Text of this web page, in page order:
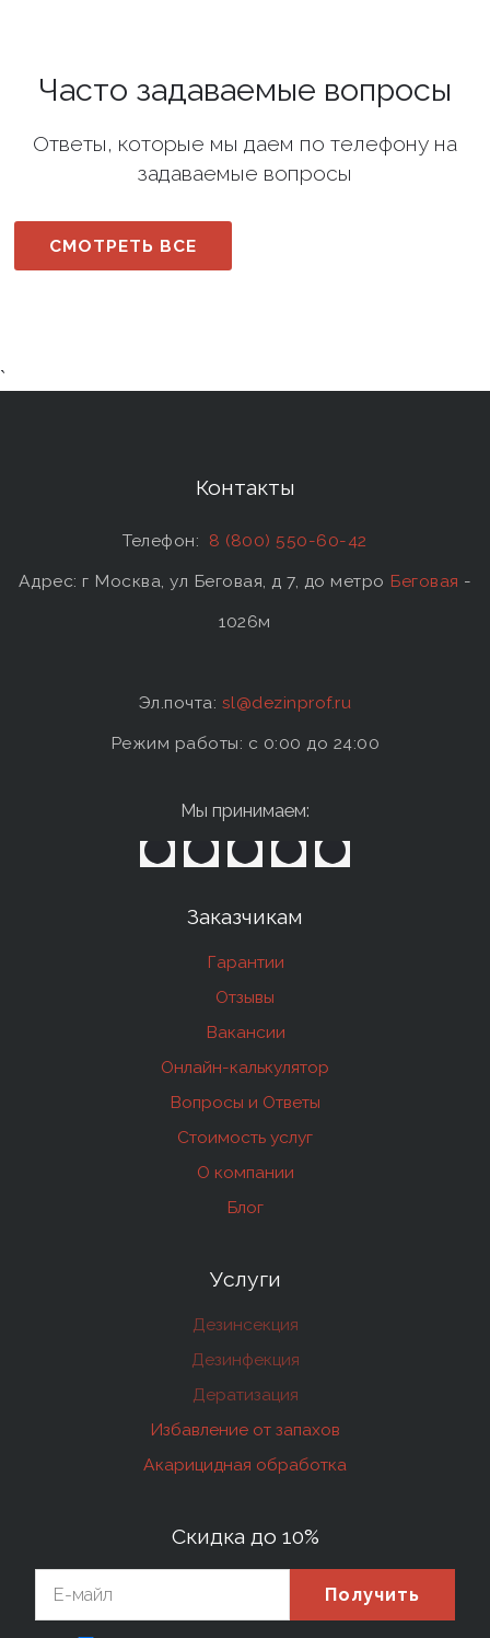
Часто задаваемые вопросы
Ответы, которые мы даем по телефону на
задаваемые вопросы
СМОТРЕТЬ ВСЕ
`
Контакты
Телефон: 8 (800) 550-60-42
Адрес: г Москва, ул Беговая, д 7, до метро Беговая -
1026м
Эл.почта: sl@dezinprof.ru
Режим работы: c 0:00 до 24:00
Мы принимаем:
Заказчикам
Гарантии
Отзывы
Вакансии
Онлайн-калькулятор
Вопросы и Ответы
Стоимость услуг
О компании
Блог
Услуги
Дезинсекция
Дезинфекция
Дератизация
Избавление от запахов
Акарицидная обработка
Скидка до 10%
Получить